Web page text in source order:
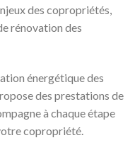
des copropriétés,
rénovation des
énergétique des
des prestations de
à chaque étape
copropriété.